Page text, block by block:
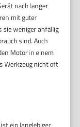
nach langer
mit guter
sie weniger anfällig
sind. Auch
Motor in einem
Werkzeug nicht oft
ein langlebiger